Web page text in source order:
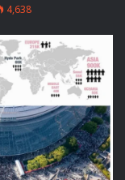
4,638